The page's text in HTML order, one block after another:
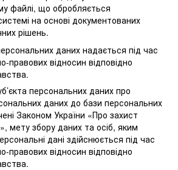
файлі, що обробляється
на основі документованих
рішень.
даних надається під час
правових відносин відповідно
персональних даних про
даних до бази персональних
Законом України «Про захист
мету збору даних та осіб, яким
дані здійснюється під час
правових відносин відповідно